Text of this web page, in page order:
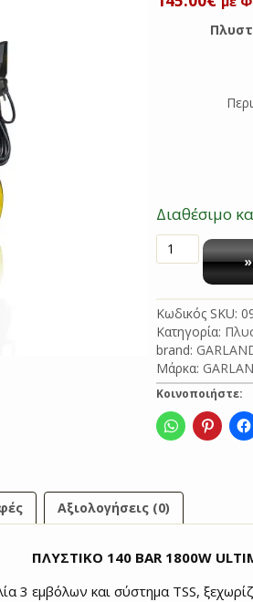
Διαθέσιμο
ΠΛΥΣΤΙΚΟ
140
1800W
ULTIMATE
114
E-
V20
GARLANT
ποσότητα
Κωδικός SKU:
Κατηγορία:
brand:
Μάρκα:
Κοινοποιήστε:
Αξιολογήσεις (0)
ΠΛΥΣΤΙΚΟ 140 BAR 1800W
3 εμβόλων και σύστημα TSS,